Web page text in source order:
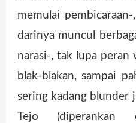
memulai
darinya muncul
narasi-, tak lupa peran
blak-blakan, sampai
sering kadang blunder
Tejo (diperankan